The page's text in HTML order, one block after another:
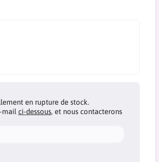
en rupture de stock.
mail ci-dessous, et nous contacterons